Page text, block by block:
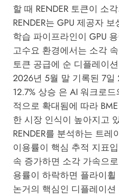
할 때 RENDER 토큰이 소
RENDER는 GPU 제공자
학습 파이프라인이 GPU
고수요 환경에서는 소각
토큰 공급에 순 디플레이
2026년 5월 말 기록된 7
12.7% 상승 은 AI 워크로
적으로 확대됨에 따라
한 시장 인식이 높아지고
RENDER를 분석하는 트레
이용률이 핵심 추적 지표
속 증가하면 소각 가속으
용률이 하락하면 플라이
논거의 핵심인 디플레이